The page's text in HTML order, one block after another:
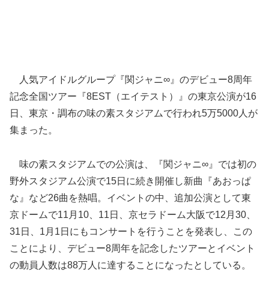
人気アイドルグループ『関ジャニ∞』のデビュー8周年
記念全国ツアー『8EST（エイテスト）』の東京公演が16
日、東京・調布の味の素スタジアムで行われ5万5000人が
集まった。
味の素スタジアムでの公演は、『関ジャニ∞』では初の
野外スタジアム公演で15日に続き開催し新曲『あおっぱ
な』など26曲を熱唱。イベントの中、追加公演として東
京ドームで11月10、11日、京セラドーム大阪で12月30、
31日、1月1日にもコンサートを行うことを発表し、この
ことにより
、デビュー8周年を記念したツアーとイベント
の動員人数は88万人に達することになったとしている。